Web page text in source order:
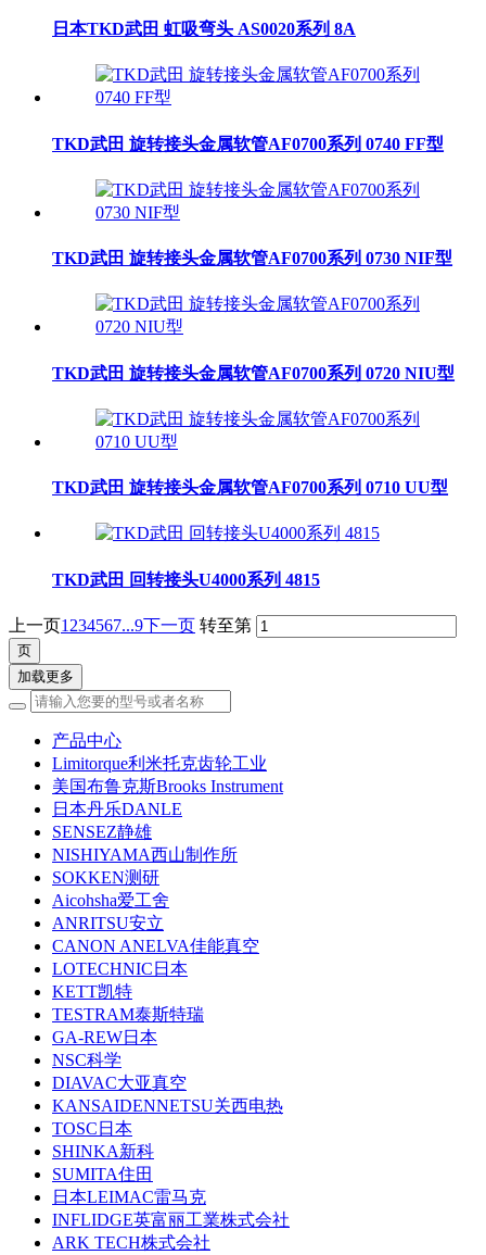
日本TKD武田 虹吸弯头 AS0020系列 8A
TKD武田 旋转接头金属软管AF0700系列 0740 FF型
TKD武田 旋转接头金属软管AF0700系列 0730 NIF型
TKD武田 旋转接头金属软管AF0700系列 0720 NIU型
TKD武田 旋转接头金属软管AF0700系列 0710 UU型
TKD武田 回转接头U4000系列 4815
上一页1 234567...9下一页 转至第
加载更多
产品中心
Limitorque利米托克齿轮工业
美国布鲁克斯Brooks Instrument
日本丹乐DANLE
SENSEZ静雄
NISHIYAMA西山制作所
SOKKEN测研
Aicohsha爱工舍
ANRITSU安立
CANON ANELVA佳能真空
LOTECHNIC日本
KETT凯特
TESTRAM泰斯特瑞
GA-REW日本
NSC科学
DIAVAC大亚真空
KANSAIDENNETSU关西电热
TOSC日本
SHINKA新科
SUMITA住田
日本LEIMAC雷马克
INFLIDGE英富丽工業株式会社
ARK TECH株式会社